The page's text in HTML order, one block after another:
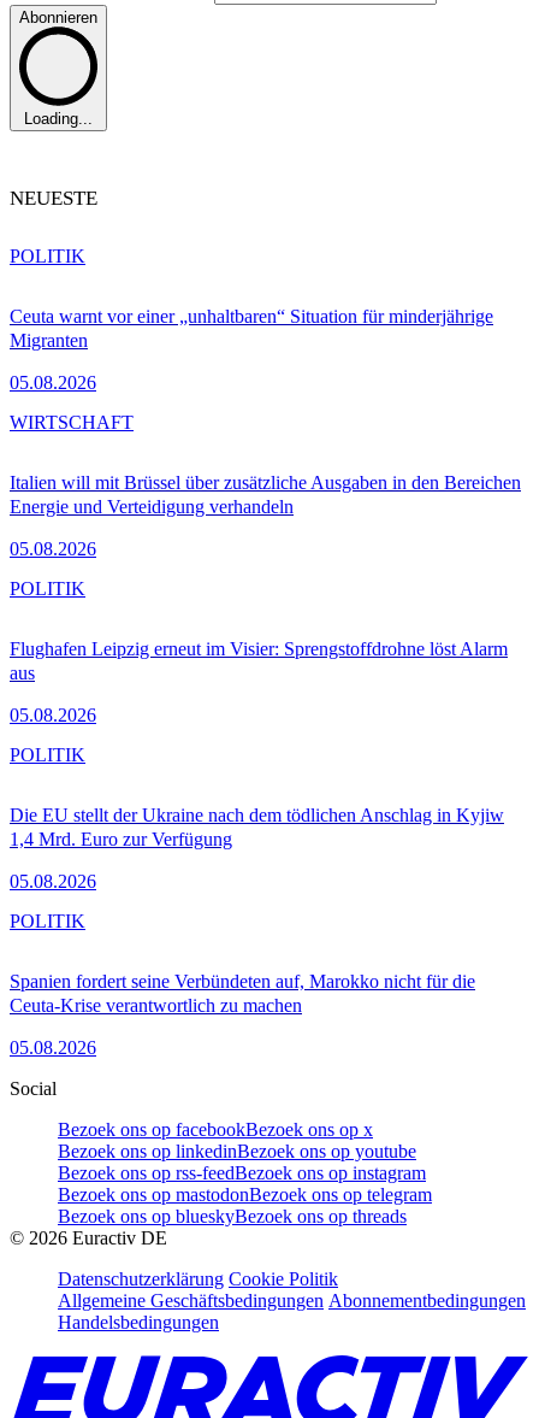
Abonnieren
Loading...
NEUESTE
Ceuta warnt vor einer „unhaltbaren“ Situation für minderjährige
Migranten
05.08.2026
POLITIK
Italien will mit Brüssel über zusätzliche Ausgaben in den Bereichen
Energie und Verteidigung verhandeln
05.08.2026
WIRTSCHAFT
Flughafen Leipzig erneut im Visier: Sprengstoffdrohne löst Alarm
aus
05.08.2026
POLITIK
Die EU stellt der Ukraine nach dem tödlichen Anschlag in Kyjiw
1,4 Mrd. Euro zur Verfügung
05.08.2026
POLITIK
Spanien fordert seine Verbündeten auf, Marokko nicht für die
Ceuta-Krise verantwortlich zu machen
05.08.2026
POLITIK
Social
Bezoek ons op facebookBezoek ons op x
Bezoek ons op linkedinBezoek ons op youtube
Bezoek ons op rss-feedBezoek ons op instagram
Bezoek ons op mastodonBezoek ons op telegram
Bezoek ons op blueskyBezoek ons op threads
© 2026 Euractiv DE
Datenschutzerklärung Cookie Politik
Allgemeine Geschäftsbedingungen Abonnementbedingungen
Handelsbedingungen